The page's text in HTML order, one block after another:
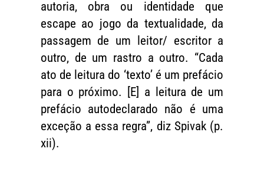
autoria, obra ou identidade que
escape ao jogo da textualidade, da
passagem de um leitor/ escritor a
outro, de um rastro a outro. “Cada
ato de leitura do ‘texto’ é um prefácio
para o próximo. [E] a leitura de um
prefácio autodeclarado não é uma
exceção a essa regra”, diz Spivak (p.
xii).